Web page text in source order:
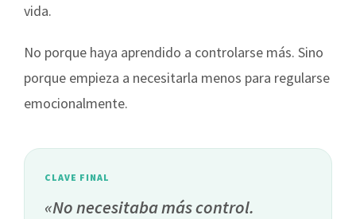
vida.
No porque haya aprendido a controlarse más. Sino
porque empieza a necesitarla menos para regularse
emocionalmente.
CLAVE FINAL
«No necesitaba más control.